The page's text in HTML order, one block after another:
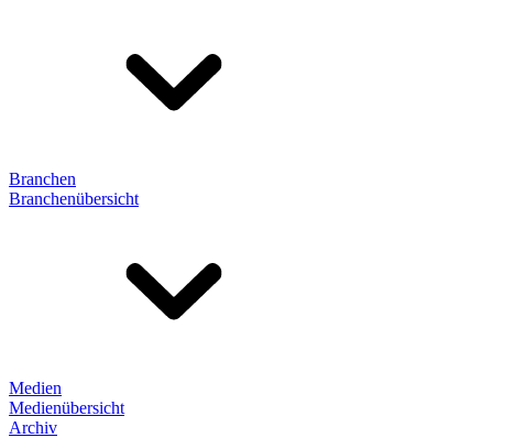
Branchen
Branchenübersicht
Medien
Medienübersicht
Archiv